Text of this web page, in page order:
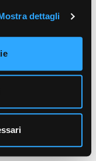
dettagli